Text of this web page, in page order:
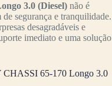
3.0 (Diesel) não é
segurança e tranquilidade.
desagradáveis e
imediato e uma solução
CHASSI 65-170 Longo 3.0